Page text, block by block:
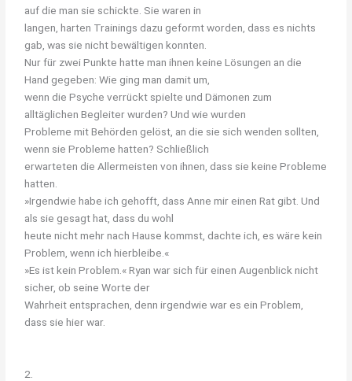
auf die man sie schickte. Sie waren in
langen, harten Trainings dazu geformt worden, dass es nichts
gab, was sie nicht bewältigen konnten.
Nur für zwei Punkte hatte man ihnen keine Lösungen an die
Hand gegeben: Wie ging man damit um,
wenn die Psyche verrückt spielte und Dämonen zum
alltäglichen Begleiter wurden? Und wie wurden
Probleme mit Behörden gelöst, an die sie sich wenden sollten,
wenn sie Probleme hatten? Schließlich
erwarteten die Allermeisten von ihnen, dass sie keine Probleme
hatten.
»Irgendwie habe ich gehofft, dass Anne mir einen Rat gibt. Und
als sie gesagt hat, dass du wohl
heute nicht mehr nach Hause kommst, dachte ich, es wäre kein
Problem, wenn ich hierbleibe.«
»Es ist kein Problem.« Ryan war sich für einen Augenblick nicht
sicher, ob seine Worte der
Wahrheit entsprachen, denn irgendwie war es ein Problem,
dass sie hier war.
2.